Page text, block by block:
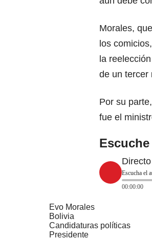
Morales,
los
la
de un tercer
Por su
fue el
Directo
Escucha el
00:00:00
Evo Morales
Bolivia
Candidaturas políticas
Presidente